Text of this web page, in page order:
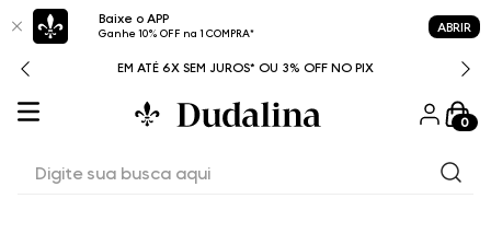
Baixe o APP
Ganhe 10% OFF na 1 COMPRA* ABRIR
EM ATÉ 6X SEM JUROS* OU 3% OFF NO PIX
0